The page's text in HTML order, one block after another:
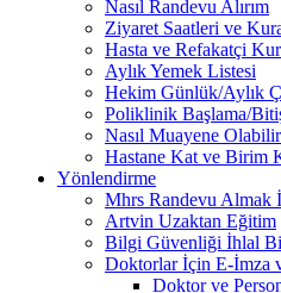
Nasıl Randevu Alırım
Ziyaret Saatleri ve
Hasta ve Refakatçi
Aylık Yemek Listesi
Hekim Günlük/Aylık
Poliklinik Başlama/
Nasıl Muayene
Hastane Kat ve Birim
Yönlendirme
Mhrs Randevu Almak
Artvin Uzaktan Eğitim
Bilgi Güvenliği İhlal
Doktorlar İçin E-İmza
Doktor ve